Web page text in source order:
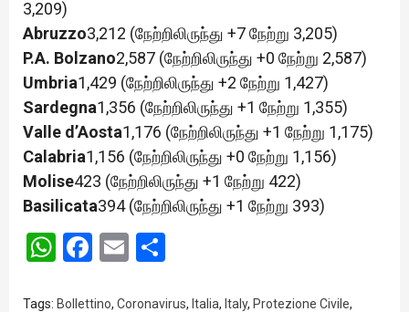
3,209)
Abruzzo3,212 (நேற்றிலிருந்து +7 நேற்று 3,205)
P.A. Bolzano2,587 (நேற்றிலிருந்து +0 நேற்று 2,587)
Umbria1,429 (நேற்றிலிருந்து +2 நேற்று 1,427)
Sardegna1,356 (நேற்றிலிருந்து +1 நேற்று 1,355)
Valle d’Aosta1,176 (நேற்றிலிருந்து +1 நேற்று 1,175)
Calabria1,156 (நேற்றிலிருந்து +0 நேற்று 1,156)
Molise423 (நேற்றிலிருந்து +1 நேற்று 422)
Basilicata394 (நேற்றிலிருந்து +1 நேற்று 393)
WhatsApp
Facebook
Email
Tags: Bollettino, Coronavirus, Italia, Italy, Protezione Civile,